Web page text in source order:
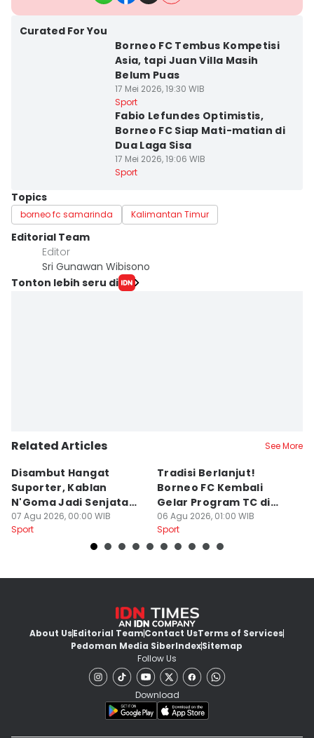
Curated For You
Borneo FC Tembus Kompetisi
Asia, tapi Juan Villa Masih
Belum Puas
17 Mei 2026, 19:30 WIB
Sport
Fabio Lefundes Optimistis,
Borneo FC Siap Mati-matian di
Dua Laga Sisa
17 Mei 2026, 19:06 WIB
Sport
Topics
borneo fc samarinda Kalimantan Timur
Editorial Team
Editor
Sri Gunawan Wibisono
Tonton lebih seru di
Related Articles See More
Disambut Hangat
Suporter, Kablan
N'Goma Jadi Senjata
Baru Borneo FC
07 Agu 2026, 00:00 WIB
Sport
Tradisi Berlanjut!
Borneo FC Kembali
Gelar Program TC di
Yogyakarta
06 Agu 2026, 01:00 WIB
Sport
About UsEditorial TeamContact UsTerms of Services
Pedoman Media SiberIndexSitemap
Follow Us
Download